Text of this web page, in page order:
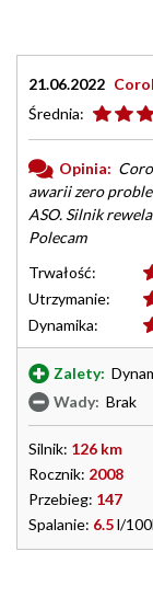
21.06.2022
Średnia:
Opinia:
awarii zero
ASO. Silnik
Polecam
Trwałość:
Utrzymanie:
Dynamika:
Zalety:
Wady: Brak
Silnik: 126 km
Rocznik: 2008
Przebieg: 147
Spalanie: 6.5l/